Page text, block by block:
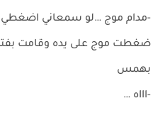
-مدام موج …لو سمعاني اضغطي
ضغطت موج على يده وقامت
بهمس
-اااه …